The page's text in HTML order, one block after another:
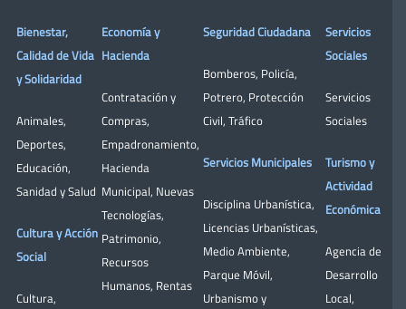
Bienestar,
Calidad de Vida
y Solidaridad
Animales,
Deportes,
Educación,
Sanidad y Salud
Cultura y Acción
Social
Cultura,
Economía y
Hacienda
Contratación y
Compras,
Empadronamiento,
Hacienda
Municipal, Nuevas
Tecnologías,
Patrimonio,
Recursos
Humanos, Rentas
Seguridad Ciudadana
Bomberos, Policía,
Potrero, Protección
Civil, Tráfico
Servicios Municipales
Disciplina Urbanística,
Licencias Urbanísticas,
Medio Ambiente,
Parque Móvil,
Urbanismo y
Servicios
Sociales
Servicios
Sociales
Turismo y
Actividad
Económica
Agencia de
Desarrollo
Local,